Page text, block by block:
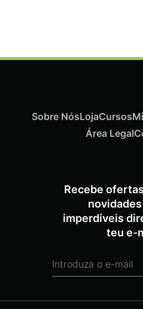
Recebe
imperdíveis
teu e-
Sobre NósLojaCursos
Área Legal